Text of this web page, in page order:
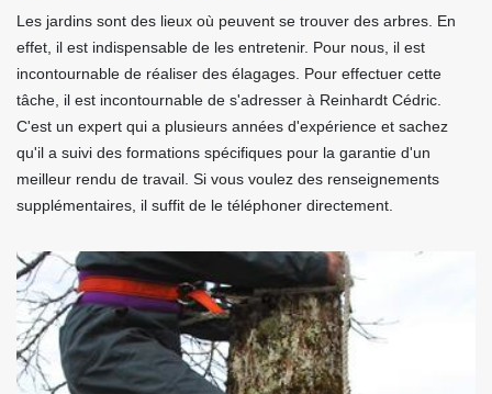
Les jardins sont des lieux où peuvent se trouver des arbres. En
effet, il est indispensable de les entretenir. Pour nous, il est
incontournable de réaliser des élagages. Pour effectuer cette
tâche, il est incontournable de s'adresser à Reinhardt Cédric.
C'est un expert qui a plusieurs années d'expérience et sachez
qu'il a suivi des formations spécifiques pour la garantie d'un
meilleur rendu de travail. Si vous voulez des renseignements
supplémentaires, il suffit de le téléphoner directement.